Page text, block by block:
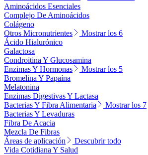
Aminoácidos Esenciales
Complejo De Aminoácidos
Colágeno
Otros Micronutrientes
Mostrar los 6
Ácido Hialurónico
Galactosa
Condroitina Y Glucosamina
Enzimas Y Hormonas
Mostrar los 5
Bromelina Y Papaína
Melatonina
Enzimas Digestivas Y Lactasa
Bacterias Y Fibra Alimentaria
Mostrar los 7
Bacterias Y Levaduras
Fibra De Acacia
Mezcla De Fibras
Áreas de aplicación
Descubrir todo
Vida Cotidiana Y Salud